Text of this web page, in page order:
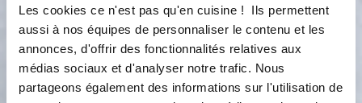
Les cookies ce n'est pas qu'en cuisine ! Ils permettent
aussi à nos équipes de personnaliser le contenu et les
annonces, d'offrir des fonctionnalités relatives aux
médias sociaux et d'analyser notre trafic. Nous
partageons également des informations sur l'utilisation de
2
4
Placez vos empreintes Petits
Charlottes sur la plaque perforée et